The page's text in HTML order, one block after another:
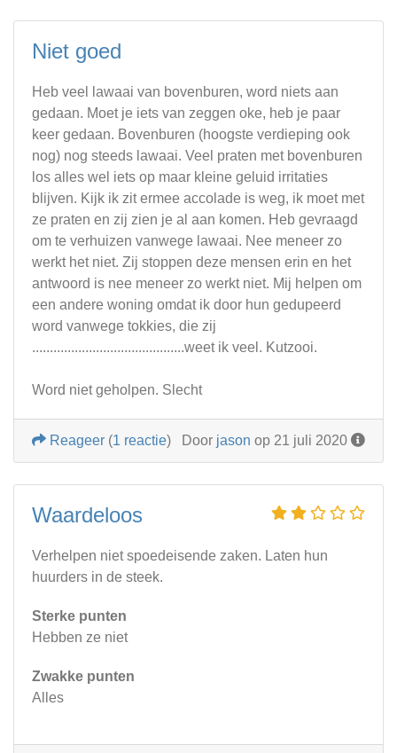
Niet goed
Heb veel lawaai van bovenburen, word niets aan
gedaan. Moet je iets van zeggen oke, heb je paar
keer gedaan. Bovenburen (hoogste verdieping ook
nog) nog steeds lawaai. Veel praten met bovenburen
los alles wel iets op maar kleine geluid irritaties
blijven. Kijk ik zit ermee accolade is weg, ik moet met
ze praten en zij zien je al aan komen. Heb gevraagd
om te verhuizen vanwege lawaai. Nee meneer zo
werkt het niet. Zij stoppen deze mensen erin en het
antwoord is nee meneer zo werkt niet. Mij helpen om
een andere woning omdat ik door hun gedupeerd
word vanwege tokkies, die zij
...........................................weet ik veel. Kutzooi.
Word niet geholpen. Slecht
Door jason op 21 juli 2020
Reageer (1 reactie)
Waardeloos
Verhelpen niet spoedeisende zaken. Laten hun
huurders in de steek.
Sterke punten
Hebben ze niet
Zwakke punten
Alles